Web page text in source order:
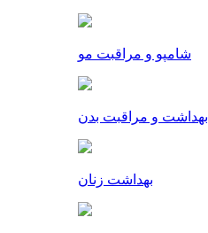
شامپو و مراقبت مو
بهداشت و مراقبت بدن
بهداشت زنان